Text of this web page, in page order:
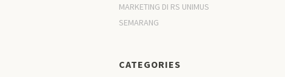
MARKETING DI RS UNIMUS
SEMARANG
CATEGORIES